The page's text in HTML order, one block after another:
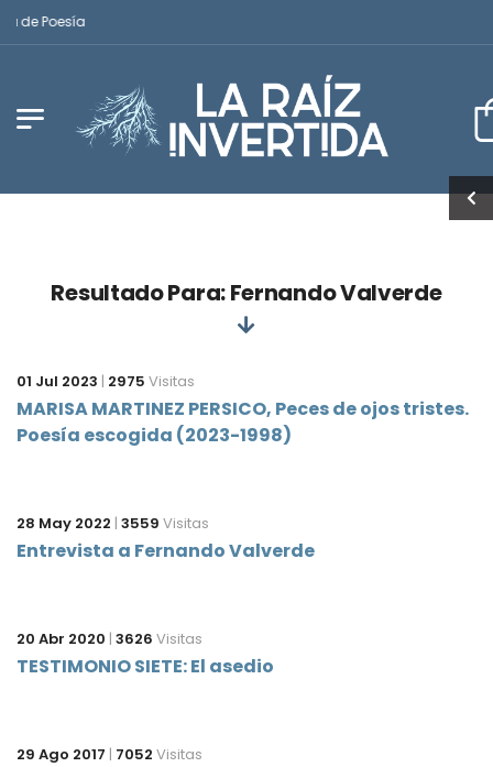
de Poesía
Resultado Para: Fernando Valverde
01 Jul 2023 | 2975 Visitas
MARISA MARTINEZ PERSICO, Peces de ojos tristes.
Poesía escogida (2023-1998)
28 May 2022 | 3559 Visitas
Entrevista a Fernando Valverde
20 Abr 2020 | 3626 Visitas
TESTIMONIO SIETE: El asedio
29 Ago 2017 | 7052 Visitas